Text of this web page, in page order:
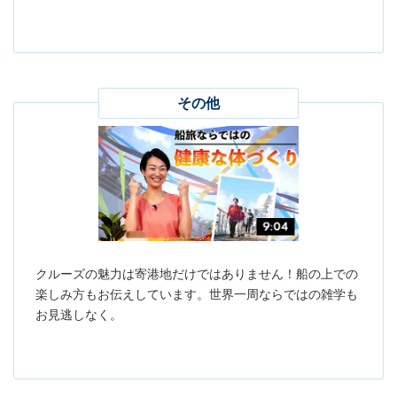
その他
クルーズの魅力は寄港地だけではありません！船の上での
楽しみ方もお伝えしています。世界一周ならではの雑学も
お見逃しなく。